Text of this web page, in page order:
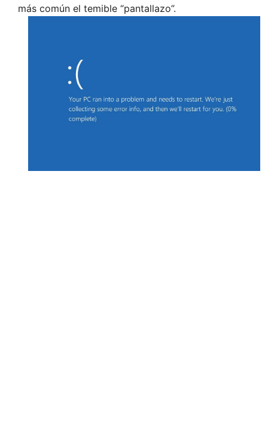
más común el temible “pantallazo”.